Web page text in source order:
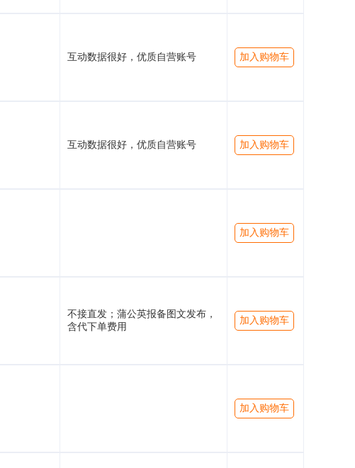
互动数据很好，优质自营账号 加入购物车
互动数据很好，优质自营账号 加入购物车
加入购物车
不接直发；蒲公英报备图文发布，
含代下单费用
加入购物车
加入购物车